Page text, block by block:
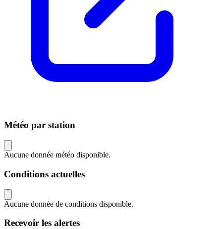
Météo par station
Aucune donnée météo disponible.
Conditions actuelles
Aucune donnée de conditions disponible.
Recevoir les alertes